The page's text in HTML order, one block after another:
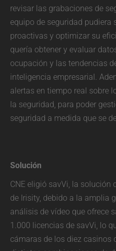
revisar las grabaciones de
equipo de seguridad pudiera
proactivas y optimizar su
quería obtener y evaluar
ocupación y las tendencias
inteligencia empresarial.
alertas en tiempo real sobre
la seguridad, para poder
seguridad a medida que se
Solución
CNE eligió savVi, la solución
de Irisity, debido a la amplia
análisis de vídeo que ofrece
1.000 licencias de savVi, lo
cámaras de los diez casinos